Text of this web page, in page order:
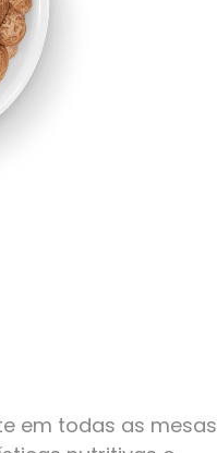
em todas as mesas